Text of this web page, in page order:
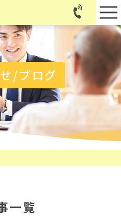
/ブログ
事一覧